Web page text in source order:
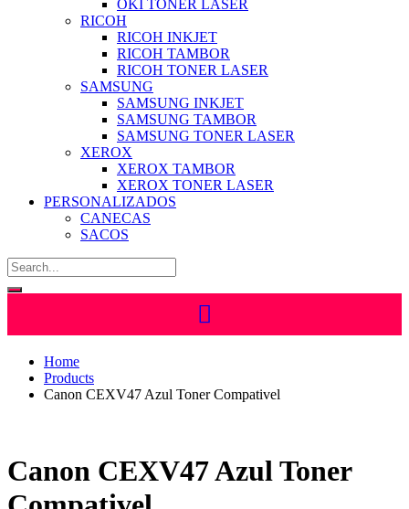
OKI TONER LASER
RICOH
RICOH INKJET
RICOH TAMBOR
RICOH TONER LASER
SAMSUNG
SAMSUNG INKJET
SAMSUNG TAMBOR
SAMSUNG TONER LASER
XEROX
XEROX TAMBOR
XEROX TONER LASER
PERSONALIZADOS
CANECAS
SACOS
Home
Products
Canon CEXV47 Azul Toner Compativel
Canon CEXV47 Azul Toner